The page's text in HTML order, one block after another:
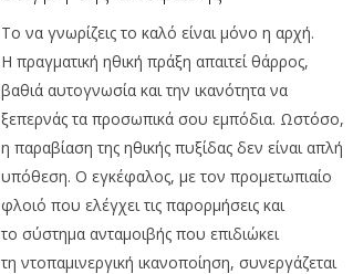
Το να γνωρίζεις το καλό είναι μόνο η αρχή.
Η πραγματική ηθική πράξη απαιτεί θάρρος,
βαθιά αυτογνωσία και την ικανότητα να
ξεπερνάς τα προσωπικά σου εμπόδια. Ωστόσο,
η παραβίαση της ηθικής πυξίδας δεν είναι απλή
υπόθεση. Ο εγκέφαλος, με τον προμετωπιαίο
φλοιό που ελέγχει τις παρορμήσεις και
το σύστημα ανταμοιβής που επιδιώκει
τη ντοπαμινεργική ικανοποίηση, συνεργάζεται